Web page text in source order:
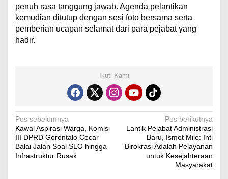
penuh rasa tanggung jawab. Agenda pelantikan
kemudian ditutup dengan sesi foto bersama serta
pemberian ucapan selamat dari para pejabat yang
hadir.
Ikuti Kami
N
a
v
Pos sebelumnya
Kawal Aspirasi Warga, Komisi
III DPRD Gorontalo Cecar
Balai Jalan Soal SLO hingga
Infrastruktur Rusak
Pos berikutnya
Lantik Pejabat Administrasi
Baru, Ismet Mile: Inti
Birokrasi Adalah Pelayanan
untuk Kesejahteraan
Masyarakat